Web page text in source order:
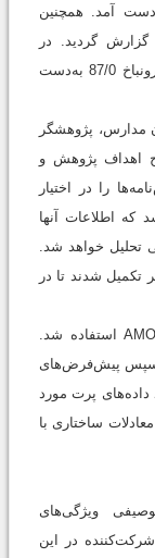
افعالي 78/0 و کل مقیاس 87/0 به‌دست آمد. همچنین
گردید. در
پژوهش حاضر، پایایی این ابزار با روش آلفای کرونباخ 87/0 به‌دست
مدارس، پژوهشگر
اهداف پژوهش و
را در اختیار
که اطلاعات آنها
تحلیل خواهد شد.
شدند تا در
جهت تحلیل داده‌ها از نرم‌افزارهای SPSS و AMOS استفاده شد.
سپس پیش‌فرض‌های
داده‌های پرت مورد
ساختاری با
ویژگی‌های
نشان می‌دهد از میان 236 نفر شرکت‌کننده در این